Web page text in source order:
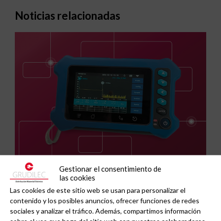
Gestionar el consentimiento de
las cookies
Las cookies de este sitio web se usan para personalizar el
contenido y los posibles anuncios, ofrecer funciones de redes
sociales y analizar el tráfico. Además, compartimos información
Noticias relacionadas
GAESTOPAS presenta un Mini OTDR portátil con
cuatro funciones de medición de fibra óptica en
un solo equipo.